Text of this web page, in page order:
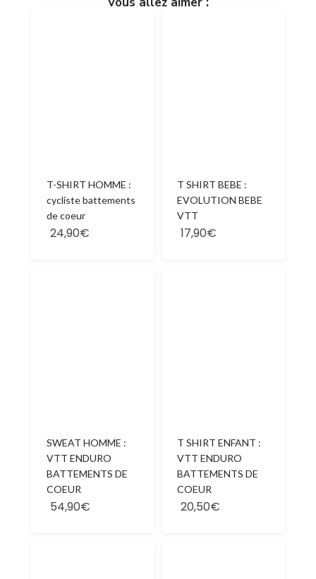
T-SHIRT HOMME :
cycliste battements
de coeur
24,90€
T SHIRT BEBE :
EVOLUTION BEBE
VTT
17,90€
SWEAT HOMME :
VTT ENDURO
BATTEMENTS DE
COEUR
54,90€
T SHIRT ENFANT :
VTT ENDURO
BATTEMENTS DE
COEUR
20,50€